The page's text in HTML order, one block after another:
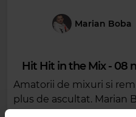
Marian Boba
Hit Hit in the Mix - 08
Amatorii de mixuri si
plus de ascultat. Marian